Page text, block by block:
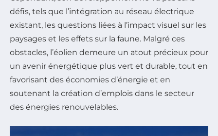
défis, tels que l’intégration au réseau électrique
existant, les questions liées à l’impact visuel sur les
paysages et les effets sur la faune. Malgré ces
obstacles, l’éolien demeure un atout précieux pour
un avenir énergétique plus vert et durable, tout en
favorisant des économies d’énergie et en
soutenant la création d’emplois dans le secteur
des énergies renouvelables.